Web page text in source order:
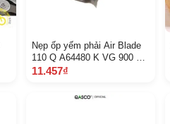
Nẹp ốp yếm phải Air Blade
110 Q A64480 K VG 900 6
A 4 F
11.457₫